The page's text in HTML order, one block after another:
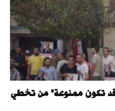
تكون ممنوعة" من تخطي